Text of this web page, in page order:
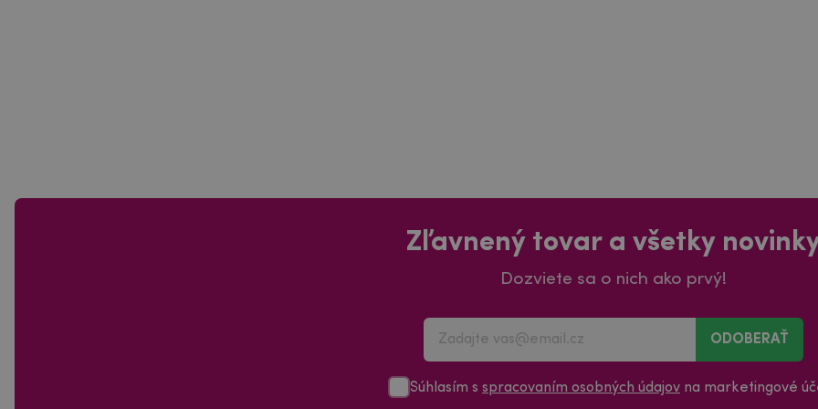
Zľavnený tovar a všetky
Dozviete sa o nich ako prvý!
ODOBERAŤ
Súhlasím s spracovaním osobných údajov na marketingové